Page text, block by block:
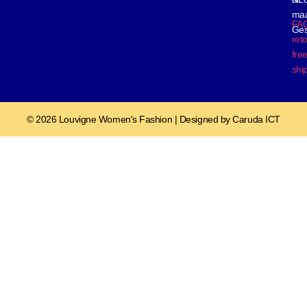
free
© 2026 Louvigne Women's Fashion | Designed by Caruda ICT